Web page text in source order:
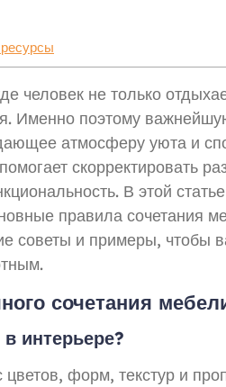
человек не только
Именно поэтому
атмосферу уюта и
скорректировать
В этой
правила сочетания
советы и примеры, чтобы
сочетания
интерьере?
форм, текстур и